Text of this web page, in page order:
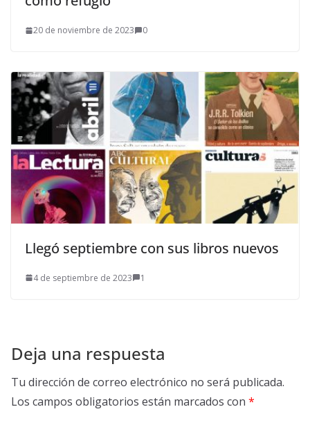
20 de noviembre de 2023 0
Llegó septiembre con sus libros nuevos
4 de septiembre de 2023 1
Deja una respuesta
Tu dirección de correo electrónico no será publicada.
Los campos obligatorios están marcados con *